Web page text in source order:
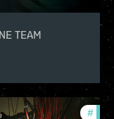
TEAM
# in-